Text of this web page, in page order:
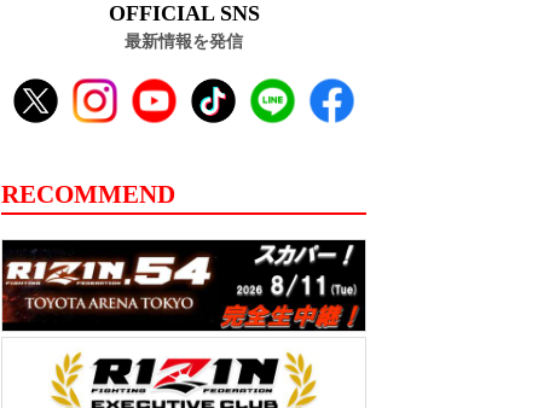
OFFICIAL SNS
最新情報を発信
RECOMMEND